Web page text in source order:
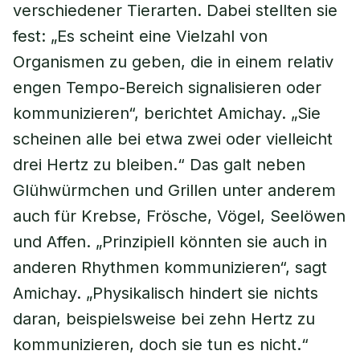
verschiedener Tierarten. Dabei stellten sie
fest: „Es scheint eine Vielzahl von
Organismen zu geben, die in einem relativ
engen Tempo-Bereich signalisieren oder
kommunizieren“, berichtet Amichay. „Sie
scheinen alle bei etwa zwei oder vielleicht
drei Hertz zu bleiben.“ Das galt neben
Glühwürmchen und Grillen unter anderem
auch für Krebse, Frösche, Vögel, Seelöwen
und Affen. „Prinzipiell könnten sie auch in
anderen Rhythmen kommunizieren“, sagt
Amichay. „Physikalisch hindert sie nichts
daran, beispielsweise bei zehn Hertz zu
kommunizieren, doch sie tun es nicht.“